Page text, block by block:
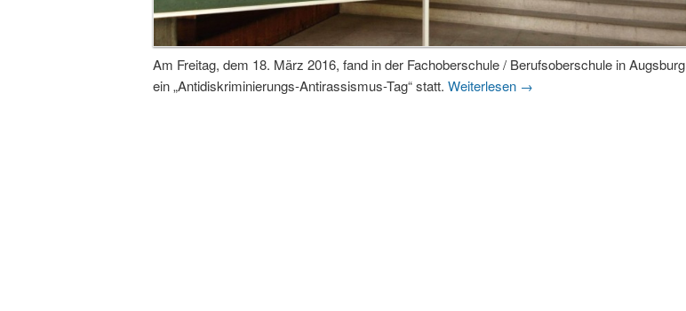
Am Freitag, dem 18. März 2016, fand in der Fachoberschule / Berufsoberschule in Augsburg
ein „Antidiskriminierungs-Antirassismus-Tag“ statt. Weiterlesen →